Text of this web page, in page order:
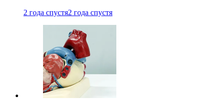
2 года спустя2 года спустя